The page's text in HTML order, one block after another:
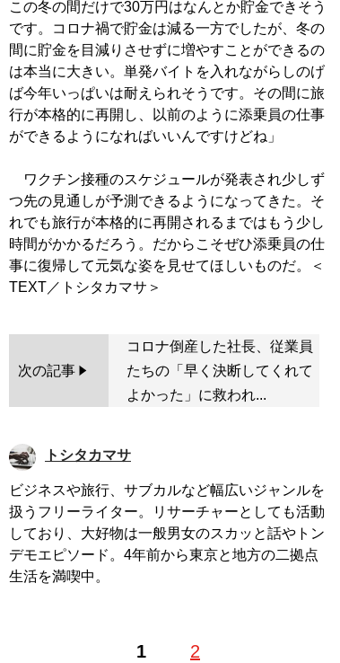
この冬の間だけで30万円はなんとか貯金できそう
です。コロナ禍で貯金は減る一方でしたが、冬の
間に貯金を目減りさせずに増やすことができるの
は本当に大きい。単発バイトを入れながらしのげ
ば今年いっぱいは耐えられそうです。その間に旅
行が本格的に再開し、以前のように添乗員の仕事
ができるようになればいいんですけどね」
ワクチン接種のスケジュールが発表され少しず
つ先の見通しが予測できるようになってきた。そ
れでも旅行が本格的に再開されるまではもう少し
時間がかかるだろう。だからこそぜひ添乗員の仕
事に復帰して元気な姿を見せてほしいものだ。＜
次の記事
コロナ倒産した社長、従業員
たちの「早く決断してくれて
よかった」に救われ...
トシタカマサ
ビジネスや旅行、サブカルなど幅広いジャンルを
扱うフリーライター。リサーチャーとしても活動
しており、大好物は一般男女のスカッと話やトン
デモエピソード。4年前から東京と地方の二拠点
生活を満喫中。
1 2